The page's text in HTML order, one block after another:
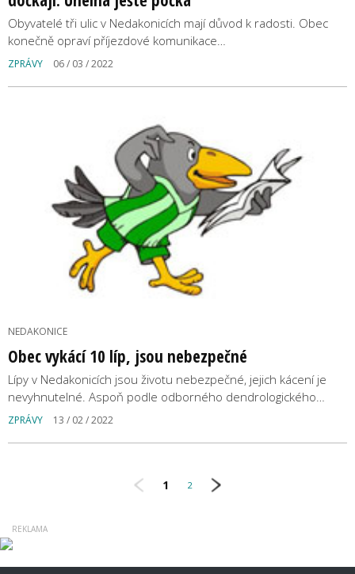
Obyvatelé tři ulic v Nedakonicích mají důvod k radosti. Obec
konečně opraví příjezdové komunikace…
ZPRÁVY 06 / 03 / 2022
NEDAKONICE
Obec vykácí 10 líp, jsou nebezpečné
Lípy v Nedakonicích jsou životu nebezpečné, jejich kácení je
nevyhnutelné. Aspoň podle odborného dendrologického…
ZPRÁVY 13 / 02 / 2022
1 2